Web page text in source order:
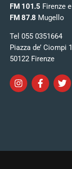
FM 101.5 Firenze
FM 87.8 Mugello
Tel 055 0351664
Piazza de’ Ciompi
50122 Firenze